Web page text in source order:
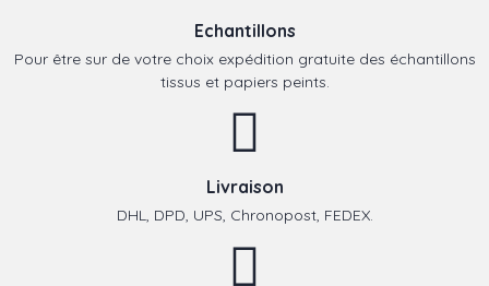
Echantillons
Pour être sur de votre choix expédition gratuite des échantillons
tissus et papiers peints.
Livraison
DHL, DPD, UPS, Chronopost, FEDEX.